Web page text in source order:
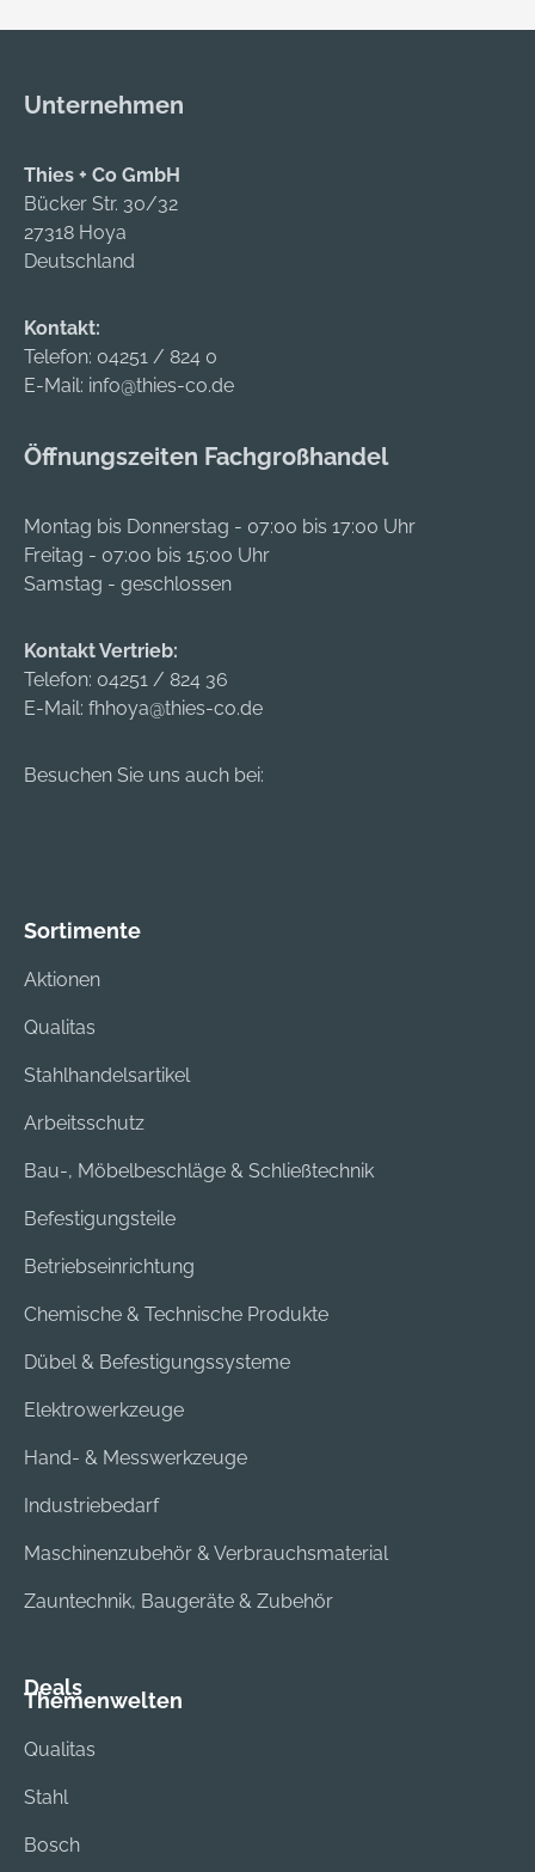
Schleifarbeiten
Gewicht: 88 g
Scheibenfarbe: klar
Rahmenfarbe: grau
Hersteller:
Deutscher
Eisenhändler GmbH,
EDE Platz 1, 42389
+4920260960,
webkontakt@ede.de
99,9 % UV-Schutz •
e • Doppelter
Scheibe (Klasse B,
bei extremen
Temperaturen
getestet,
km/h
Geschwindigkeit) •
Flüssigkeitsspritzern,
Metall und extremen
Temperaturen •
Schutzbrille passt
sich einer Vielzahl
Gesichtsformen auf
angenehme Weise
an
e:
Montagearbeiten,
Schleifarbeiten
Zulassung/Norm:
EN 170 2-1.2 Material:
Innenscheibe,
Polycarbonat-
Schaum
Rahmenfarbe:
schwarz Hersteller:
Wiesenstraße 57,
DE, +4921150668449,
info@jspsafety.de
Unternehmen
Thies + Co GmbH
Bücker Str. 30/32
27318 Hoya
Deutschland
Kontakt:
Telefon: 04251 / 824 0
E-Mail: info@thies-co.de
Öffnungszeiten Fachgroßhandel
Montag bis Donnerstag - 07:00 bis 17:00 Uhr
Freitag - 07:00 bis 15:00 Uhr
Samstag - geschlossen
Kontakt Vertrieb:
Telefon: 04251 / 824 36
E-Mail: fhhoya@thies-co.de
Besuchen Sie uns auch bei:
Sortimente
Aktionen
Qualitas
Stahlhandelsartikel
Arbeitsschutz
Bau-, Möbelbeschläge & Schließtechnik
Befestigungsteile
Betriebseinrichtung
Chemische & Technische Produkte
Dübel & Befestigungssysteme
Elektrowerkzeuge
Hand- & Messwerkzeuge
Industriebedarf
Maschinenzubehör & Verbrauchsmaterial
Zauntechnik, Baugeräte & Zubehör
Deals
Themenwelten
Qualitas
Stahl
Bosch